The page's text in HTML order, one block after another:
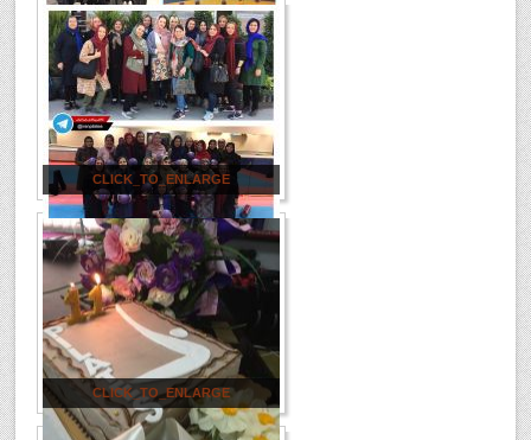
CLICK_TO_ENLARGE
CLICK_TO_ENLARGE